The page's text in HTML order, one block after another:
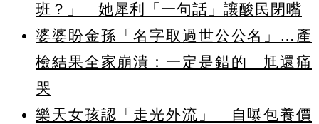
班？」 她犀利「一句話」讓酸民閉嘴
婆婆盼金孫「名字取過世公公名」…產
檢結果全家崩潰：一定是錯的 尪還痛
哭
樂天女孩認「走光外流」 自曝包養價